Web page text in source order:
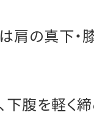
肩の真下・
下腹を軽く